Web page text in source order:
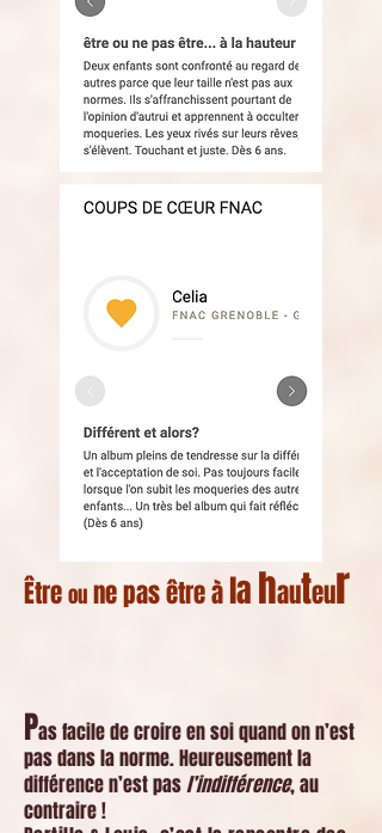
Être ou ne pas être àlahauteur
Pas facile de croire en soi quand on n’est
pas dans la norme. Heureusement la
différence n’est pasl’indifférence, au
contraire !